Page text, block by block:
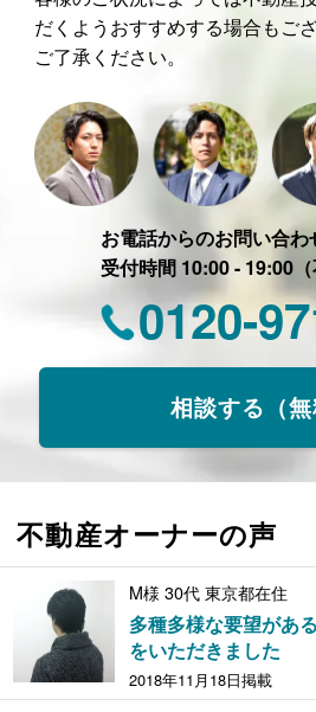
だくようおすすめする場合もご
ご了承ください。
お電話からのお問い合わ
受付時間 10:00 - 19:00（
0120-
相談する（無
不動産オーナーの声
M様 30代 東京都在住
多種多様な要望があ
をいただきました
2018年11月18日掲載